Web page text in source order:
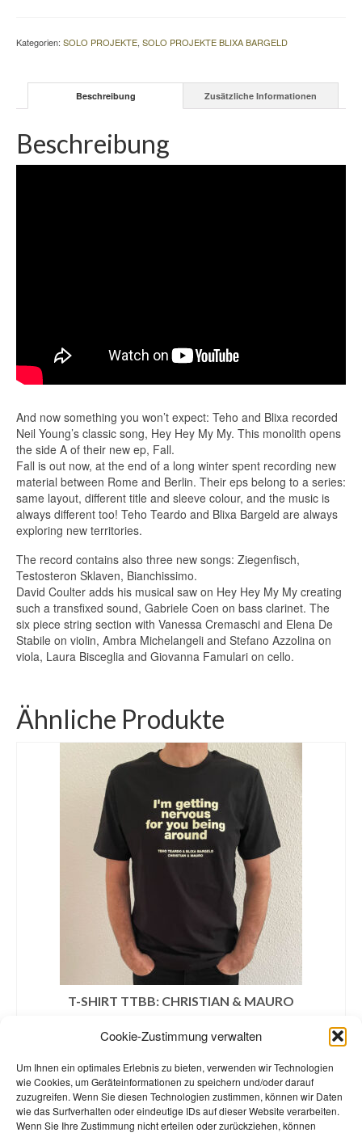
Cookie-Zustimmung verwalten
Um Ihnen ein optimales Erlebnis zu bieten, verwenden wir Technologien
wie Cookies, um Geräteinformationen zu speichern und/oder darauf
zuzugreifen. Wenn Sie diesen Technologien zustimmen, können wir Daten
wie das Surfverhalten oder eindeutige IDs auf dieser Website verarbeiten.
Wenn Sie Ihre Zustimmung nicht erteilen oder zurückziehen, können
EP
FALL
Kategorien: SOLO PROJEKTE, SOLO PROJEKTE BLIXA BARGELD
Beschreibung Zusätzliche Informationen
Beschreibung
And now something you won’t expect: Teho and Blixa recorded
Neil Young’s classic song, Hey Hey My My. This monolith opens
the side A of their new ep, Fall.
Fall is out now, at the end of a long winter spent recording new
material between Rome and Berlin. Their eps belong to a series:
same layout, different title and sleeve colour, and the music is
always different too! Teho Teardo and Blixa Bargeld are always
exploring new territories.
The record contains also three new songs: Ziegenfisch,
Testosteron Sklaven, Bianchissimo.
David Coulter adds his musical saw on Hey Hey My My creating
such a transfixed sound, Gabriele Coen on bass clarinet. The
six piece string section with Vanessa Cremaschi and Elena De
Stabile on violin, Ambra Michelangeli and Stefano Azzolina on
viola, Laura Bisceglia and Giovanna Famulari on cello.
Ähnliche Produkte
T-SHIRT TTBB: CHRISTIAN & MAURO
€
GRÖSSE WÄHLEN
Dieses
Produkt
weist